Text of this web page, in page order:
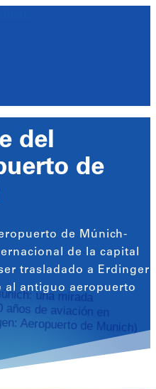
del
de
de Múnich-
de la capital
trasladado a Erdinger
al antiguo aeropuerto
una mirada
de aviación en
Aeropuerto de Munich)